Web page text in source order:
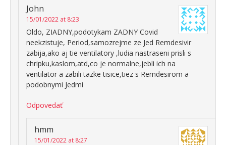
John
15/01/2022 at 8:23
Oldo, ZIADNY,podotykam ZADNY Covid
neekzistuje, Period,samozrejme ze Jed Remdesivir
zabija,ako aj tie ventilatory ,ludia nastraseni prisli s
chripku,kaslom,atd,co je normalne,jebli ich na
ventilator a zabili tazke tisice,tiez s Remdesirom a
podobnymi Jedmi
Odpovedať
hmm
15/01/2022 at 8:27